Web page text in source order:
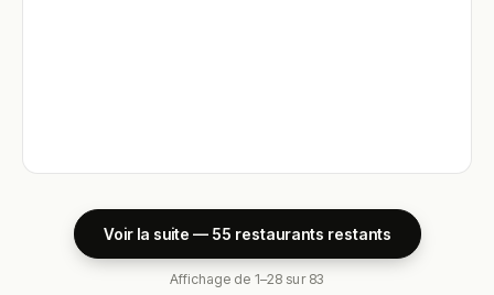
Voir la suite — 55 restaurants restants
Affichage de 1–28 sur 83